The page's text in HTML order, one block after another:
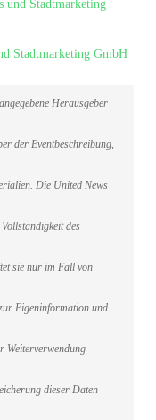
und Stadtmarketing
Stadtmarketing GmbH
Herausgeber
der Eventbeschreibung,
Die United News
des
sie nur im Fall von
Eigeninformation und
Weiterverwendung
dieser Daten